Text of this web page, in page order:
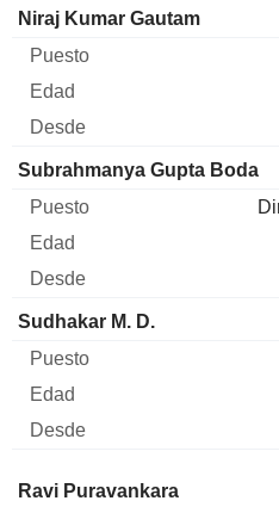
Director Puesto Edad
Niraj Kumar Gautam
Subrahmanya Gupta Boda
Sudhakar M. D.
Administrador Puesto
Ravi Puravankara